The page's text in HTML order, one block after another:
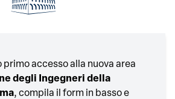
primo accesso alla nuova area
degli Ingegneri della
, compila il form in basso e